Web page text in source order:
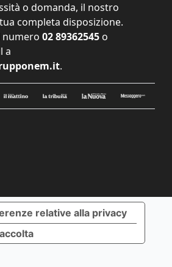
o domanda, il nostro
completa disposizione.
numero 02 89362545 o
a
.
relative alla privacy